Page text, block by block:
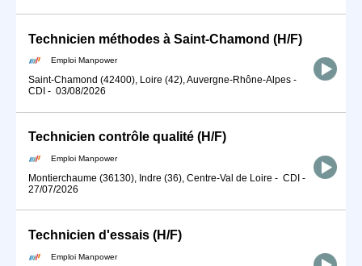
Technicien méthodes à Saint-Chamond (H/F)
Emploi Manpower
Saint-Chamond (42400), Loire (42), Auvergne-Rhône-Alpes -
CDI - 03/08/2026
Technicien contrôle qualité (H/F)
Emploi Manpower
Montierchaume (36130), Indre (36), Centre-Val de Loire - CDI -
27/07/2026
Technicien d'essais (H/F)
Emploi Manpower